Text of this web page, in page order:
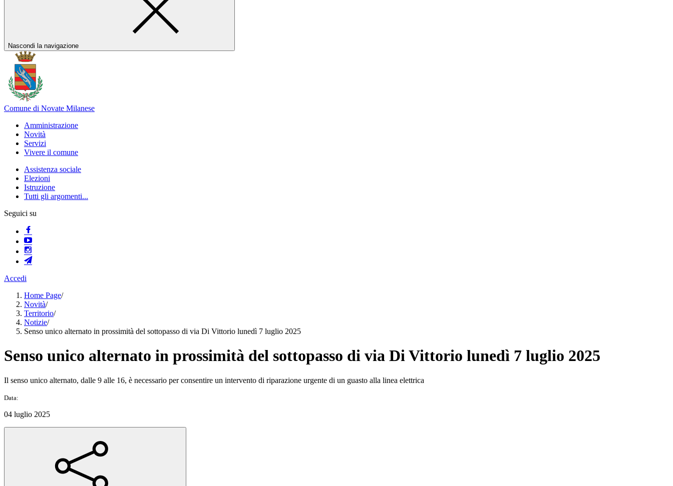
Nascondi la navigazione
Comune di Novate Milanese
Amministrazione
Novità
Servizi
Vivere il comune
Assistenza sociale
Elezioni
Istruzione
Tutti gli argomenti...
Seguici su
Accedi
Home Page/
Novità/
Territorio/
Notizie/
Senso unico alternato in prossimità del sottopasso di via Di Vittorio lunedì 7 luglio 2025
Senso unico alternato in prossimità del sottopasso di via Di Vittorio lunedì 7 luglio 2025
Il senso unico alternato, dalle 9 alle 16, è necessario per consentire un intervento di riparazione urgente di un guasto alla linea elettrica
Data:
04 luglio 2025